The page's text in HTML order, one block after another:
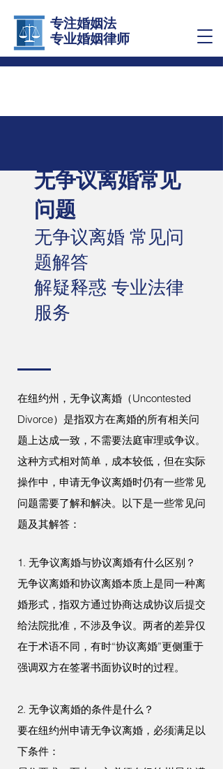
专注婚姻法
​专业婚姻律师
​​无争议离婚常见
问题
无争议离婚 常见问
题解答
解疑释惑 专业法律
服务
在纽约州，无争议离婚（Uncontested
Divorce）是指双方在离婚的所有相关问
题上达成一致，不需要法庭审理或争议。
这种方式相对简单，成本较低，但在实际
操作中，申请无争议离婚时仍有一些常见
问题需要了解和解决。以下是一些常见问
题及其解答：
1. 无争议离婚与协议离婚有什么区别？
无争议离婚和协议离婚本质上是同一种离
婚形式，指双方通过协商达成协议后提交
给法院批准，不涉及争议。两者的差异仅
在于术语不同，有时“协议离婚”更侧重于
强调双方在签署书面协议时的过程。
2. 无争议离婚的条件是什么？
要在纽约州申请无争议离婚，必须满足以
下条件：